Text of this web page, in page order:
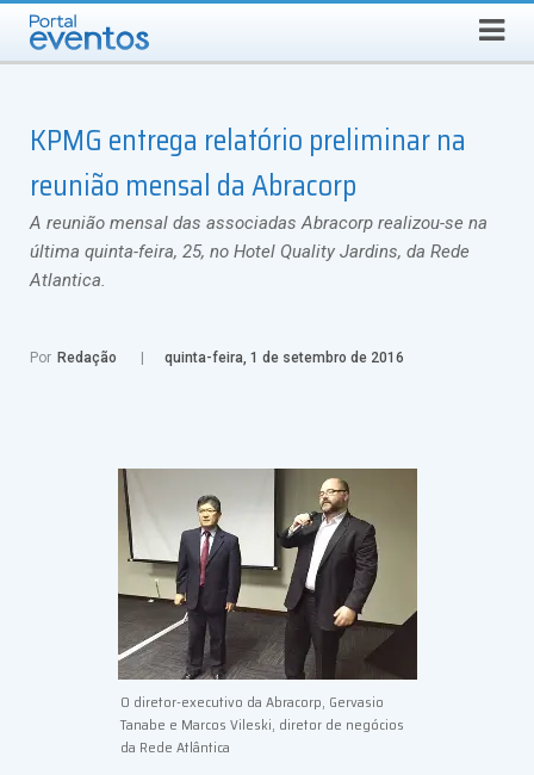
SÁBADO, 8 DE AGOSTO DE 2026 Busca
KPMG entrega relatório preliminar na
reunião mensal da Abracorp
A reunião mensal das associadas Abracorp realizou-se na
última quinta-feira, 25, no Hotel Quality Jardins, da Rede
Atlantica.
Por Redação quinta-feira, 1 de setembro de 2016
O diretor-executivo da Abracorp, Gervasio
Tanabe e Marcos Vileski, diretor de negócios
da Rede Atlântica